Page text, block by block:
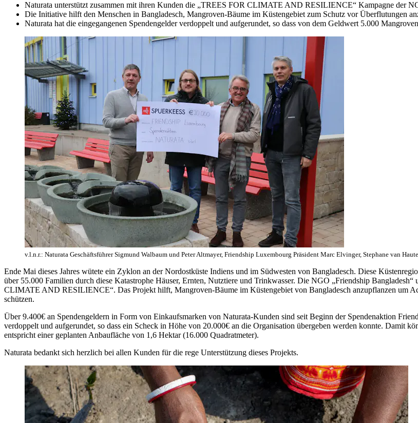
Naturata unterstützt zusammen mit ihren Kunden die „TREES FOR CLIMATE AND RESILIENCE“ Kampagne der
Die Initiative hilft den Menschen in Bangladesch, Mangroven-Bäume im Küstengebiet zum Schutz vor Überflutungen
Naturata hat die eingegangenen Spendengelder verdoppelt und aufgerundet, so dass von dem Geldwert 5.000
v.l.n.r.: Naturata Geschäftsführer Sigmund Walbaum und Peter Altmayer, Friendship Luxembourg Präsident Marc Elvinger, Stephane van
Ende Mai dieses Jahres wütete ein Zyklon an der Nordostküste Indiens und im Südwesten von Bangladesch. Diese
über 55.000 Familien durch diese Katastrophe Häuser, Ernten, Nutztiere und Trinkwasser. Die NGO „Friendship
CLIMATE AND RESILIENCE“. Das Projekt hilft, Mangroven-Bäume im Küstengebiet von Bangladesch anzupflanzen um
schützen.
Über 9.400€ an Spendengeldern in Form von Einkaufsmarken von Naturata-Kunden sind seit Beginn der Spendenaktion
verdoppelt und aufgerundet, so dass ein Scheck in Höhe von 20.000€ an die Organisation übergeben werden konnte. Damit
entspricht einer geplanten Anbaufläche von 1,6 Hektar (16.000 Quadratmeter).
Naturata bedankt sich herzlich bei allen Kunden für die rege Unterstützung dieses Projekts.